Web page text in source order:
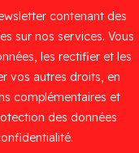
contenant des
sur nos services. Vous
les rectifier et les
vos autres droits, en
complémentaires et
des données